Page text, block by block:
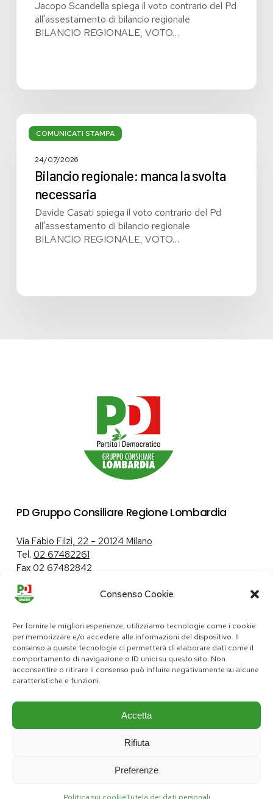
Consenso Cookie
Per fornire le migliori esperienze, utilizziamo tecnologie come i cookie
per memorizzare e/o accedere alle informazioni del dispositivo. Il
consenso a queste tecnologie ci permetterà di elaborare dati come il
comportamento di navigazione o ID unici su questo sito. Non
acconsentire o ritirare il consenso può influire negativamente su alcune
caratteristiche e funzioni.
Accetta
Rifiuta
Preferenze
Jacopo Scandella spiega il voto contrario del Pd
all'assestamento di bilancio regionale
BILANCIO REGIONALE, VOTO…
COMUNICATI STAMPA
Bilancio
regionale:
svolta
24/07/2026
Bilancio regionale: manca la svolta
necessaria
Davide Casati spiega il voto contrario del Pd
all'assestamento di bilancio regionale
BILANCIO REGIONALE, VOTO…
PD Gruppo Consiliare Regione Lombardia
Via Fabio Filzi, 22 – 20124 Milano
Tel. 02 67482261
Fax 02 67482842
Tutela dei dati personali|Politica sui cookie
pd@consiglio.regione.lombardia.it
ufficiostampa.pd@consiglio.regione.lombardia.it
Pagine Facebook Gruppo Consiliare PD LombardiaPagina Messenger Gruppo Consiliare PD LombardiaPagina Instagram Gruppo PD LombardiaPagina Youtube Gruppo PD Lombardia